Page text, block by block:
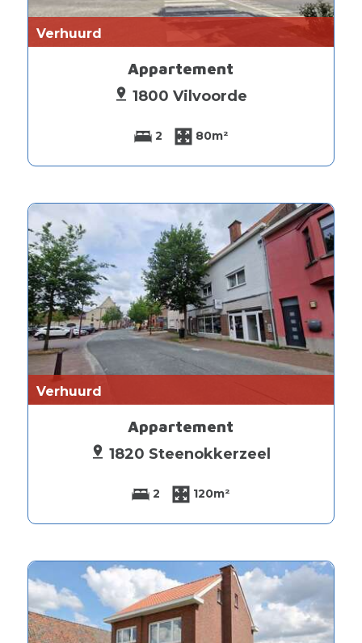
Verhuurd
Appartement
1800 Vilvoorde
2 80m²
Verhuurd
Appartement
1820 Steenokkerzeel
2 120m²